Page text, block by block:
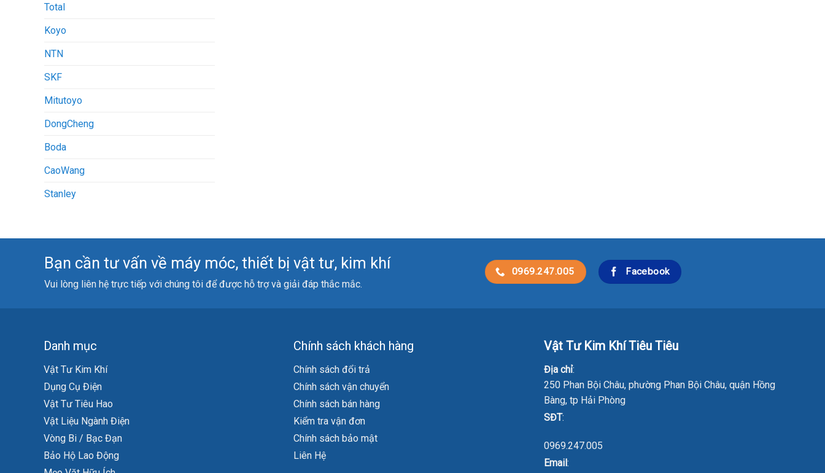
Total
Koyo
NTN
SKF
Mitutoyo
DongCheng
Boda
CaoWang
Stanley
Bạn cần tư vấn về máy móc, thiết bị vật tư, kim khí
Vui lòng liên hệ trực tiếp với chúng tôi để được hỗ trợ và giải đáp thắc mắc.
0969.247.005 Facebook
Danh mục
Vật Tư Kim Khí
Dụng Cụ Điện
Vật Tư Tiêu Hao
Vật Liệu Ngành Điện
Vòng Bi / Bạc Đạn
Bảo Hộ Lao Động
Chính sách khách hàng
Chính sách đổi trả
Chính sách vận chuyển
Chính sách bán hàng
Kiểm tra vận đơn
Chính sách bảo mật
Liên Hệ
Vật Tư Kim Khí Tiêu Tiêu
Địa chỉ:
250 Phan Bội Châu, phường Phan Bội Châu, quận Hồng
Bàng, tp Hải Phòng
SĐT:
0969.247.005
Email: